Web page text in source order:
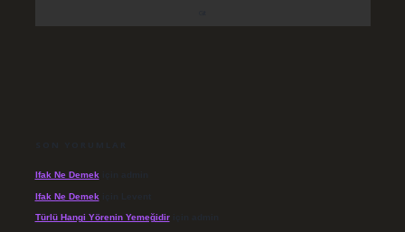
Ifak Ne Demek
Ifak Ne Demek
Türlü Hangi Yörenin Yemeğidiriçin